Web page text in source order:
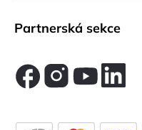
Partnerská sekce